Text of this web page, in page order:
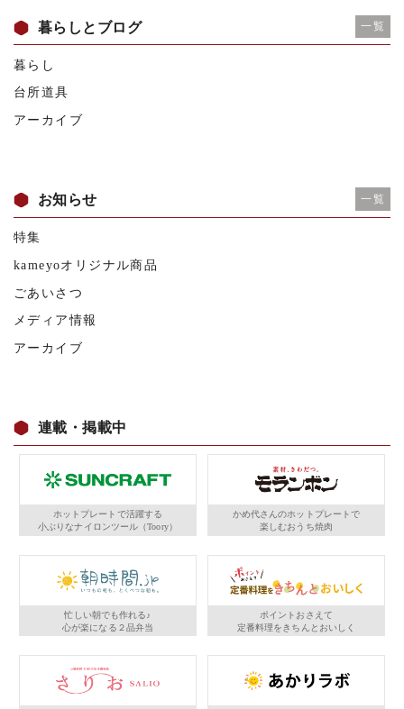
暮らしとブログ 一覧
暮らし
台所道具
アーカイブ
お知らせ 一覧
特集
kameyoオリジナル商品
ごあいさつ
メディア情報
アーカイブ
連載・掲載中
ホットプレートで活躍する
小ぶりなナイロンツール（Toory）
かめ代さんのホットプレートで
楽しむおうち焼肉
忙しい朝でも作れる♪
心が楽になる２品弁当
ポイントおさえて
定番料理をきちんとおいしく